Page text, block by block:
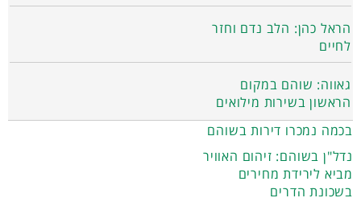
הראל כהן: הלב נדם וחזר
לחיים
גאווה: שוהם במקום
הראשון בשירות מילואים
בכמה נמכרו דירות בשוהם
נדל"ן בשוהם: זיהום האוויר
מביא לירידת מחירים
בשכונת הדרים